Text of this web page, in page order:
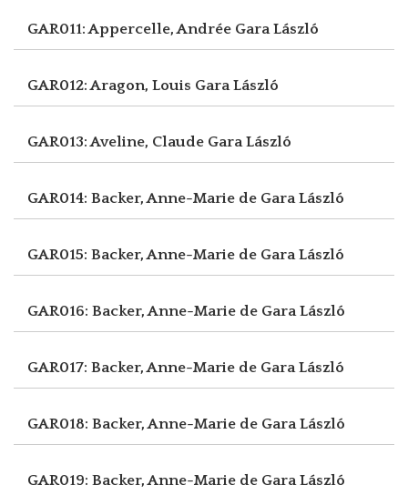
GAR011: Appercelle, Andrée Gara László
GAR012: Aragon, Louis Gara László
GAR013: Aveline, Claude Gara László
GAR014: Backer, Anne-Marie de Gara László
GAR015: Backer, Anne-Marie de Gara László
GAR016: Backer, Anne-Marie de Gara László
GAR017: Backer, Anne-Marie de Gara László
GAR018: Backer, Anne-Marie de Gara László
GAR019: Backer, Anne-Marie de Gara László